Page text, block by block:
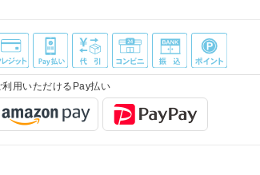
利用いただけるPay払い